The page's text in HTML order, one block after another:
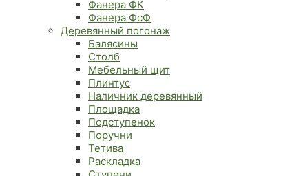
Фанера ФК
Фанера ФсФ
Деревянный погонаж
Балясины
Столб
Мебельный щит
Плинтус
Наличник деревянный
Площадка
Подступенок
Поручни
Тетива
Раскладка